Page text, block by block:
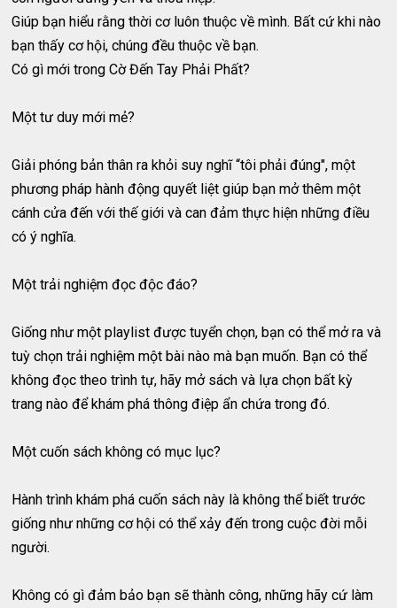
Giúp bạn hiểu rằng thời cơ luôn thuộc về mình. Bất cứ khi nào
bạn thấy cơ hội, chúng đều thuộc về bạn.
Có gì mới trong Cờ Đến Tay Phải Phất?
Một tư duy mới mẻ?
Giải phóng bản thân ra khỏi suy nghĩ “tôi phải đúng", một
phương pháp hành động quyết liệt giúp bạn mở thêm một
cánh cửa đến với thế giới và can đảm thực hiện những điều
có ý nghĩa.
Một trải nghiệm đọc độc đáo?
Giống như một playlist được tuyển chọn, bạn có thể mở ra và
tuỳ chọn trải nghiệm một bài nào mà bạn muốn. Bạn có thể
không đọc theo trình tự, hãy mở sách và lựa chọn bất kỳ
trang nào để khám phá thông điệp ẩn chứa trong đó.
Một cuốn sách không có mục lục?
Hành trình khám phá cuốn sách này là không thể biết trước
giống như những cơ hội có thể xảy đến trong cuộc đời mỗi
người.
Không có gì đảm bảo bạn sẽ thành công, những hãy cứ làm